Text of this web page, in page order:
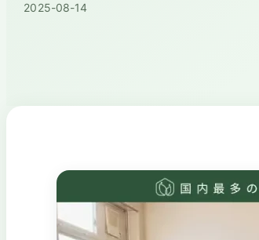
2025-08-14